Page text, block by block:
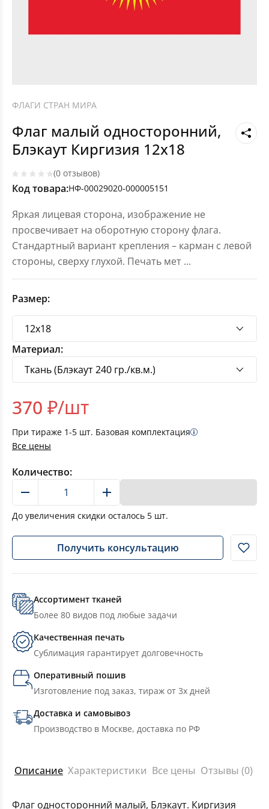
ФЛАГИ СТРАН МИРА
Флаг малый односторонний,
Блэкаут Киргизия 12х18
(0 отзывов)
Код товара:НФ-00029020-000005151
Яркая лицевая сторона, изображение не
просвечивает на оборотную сторону флага.
Стандартный вариант крепления – карман с левой
стороны, сверху глухой. Печать мет ...
Размер:
Материал:
370 ₽/шт
При тираже 1-5 шт. Базовая комплектация
Все цены
Количество:
До увеличения скидки осталось 5 шт.
Получить консультацию
Ассортимент тканей
Более 80 видов под любые задачи
Качественная печать
Сублимация гарантирует долговечность
Оперативный пошив
Изготовление под заказ, тираж от 3х дней
Доставка и самовывоз
Производство в Москве, доставка по РФ
Описание Характеристики Все цены Отзывы (0)
Флаг односторонний малый, Блэкаут. Киргизия